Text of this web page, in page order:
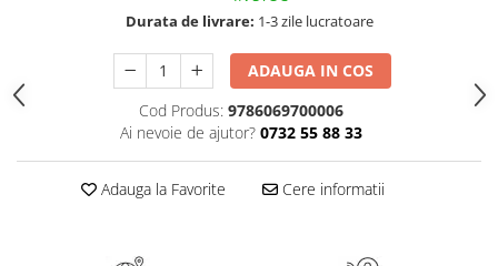
Durata de livrare: 1-3 zile lucratoare
ADAUGA IN COS
Cod Produs: 9786069700006
Ai nevoie de ajutor? 0732 55 88 33
Adauga la Favorite Cere informatii